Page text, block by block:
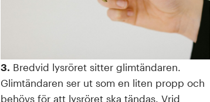
3. Bredvid lysröret sitter glimtändaren.
Glimtändaren ser ut som en liten propp och
behövs för att lysröret ska tändas. Vrid